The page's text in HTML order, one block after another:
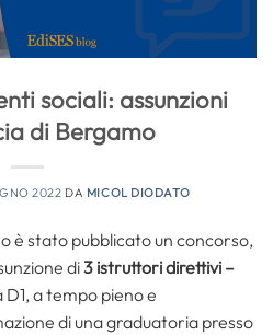
sociali: assunzioni
di Bergamo
2022 DA MICOL DIODATO
è stato pubblicato un concorso,
di3 istruttori direttivi –
a tempo pieno e
di una graduatoria presso